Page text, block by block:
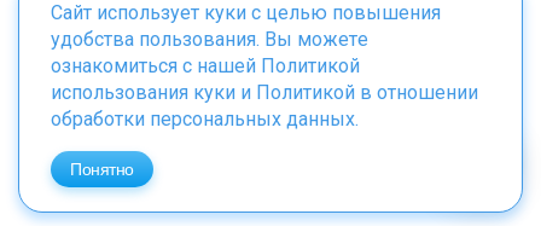
onclinic.ru запрещено в соответствии со статьей 1259 ГК. РФ.
ИМЕЮТСЯ ПРОТИВОПОКАЗАНИЯ. НЕОБХОДИМО
ПРОКОНСУЛЬТИРОВАТЬСЯ СО СПЕЦИАЛИСТОМ
Сайт использует куки с целью повышения
удобства пользования. Вы можете
ознакомиться с нашей Политикой
использования куки и Политикой в отношении
обработки персональных данных.
Понятно